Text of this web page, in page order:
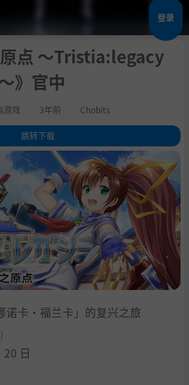
登录
原点 ～Tristia:legacy
》官中
游戏 3年前 Chobits
跳转下载
ver.）
诺卡・福兰卡」的复兴之旅
日